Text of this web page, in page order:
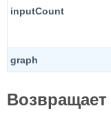
inputCount
graph
Возвращает